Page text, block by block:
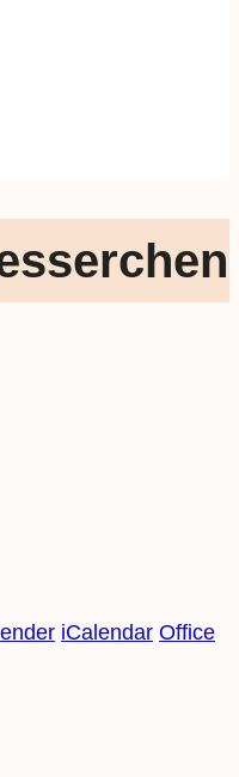
iCalendar Office